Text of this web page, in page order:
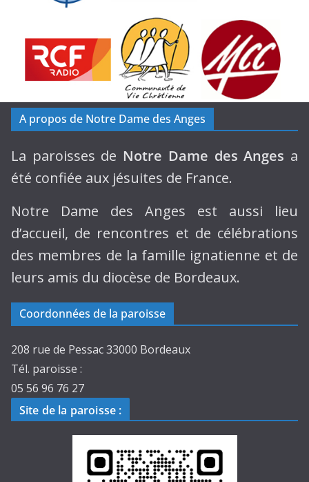
A propos de Notre Dame des Anges
La paroisses de Notre Dame des Anges a
été confiée aux jésuites de France.
Notre Dame des Anges est aussi lieu
d’accueil, de rencontres et de célébrations
des membres de la famille ignatienne et de
leurs amis du diocèse de Bordeaux.
Coordonnées de la paroisse
208 rue de Pessac 33000 Bordeaux
Tél. paroisse :
05 56 96 76 27
Site de la paroisse :